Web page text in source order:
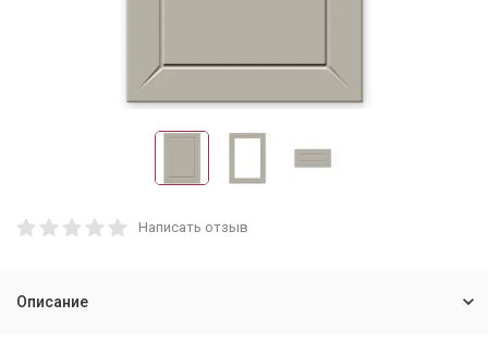
Написать отзыв
Описание